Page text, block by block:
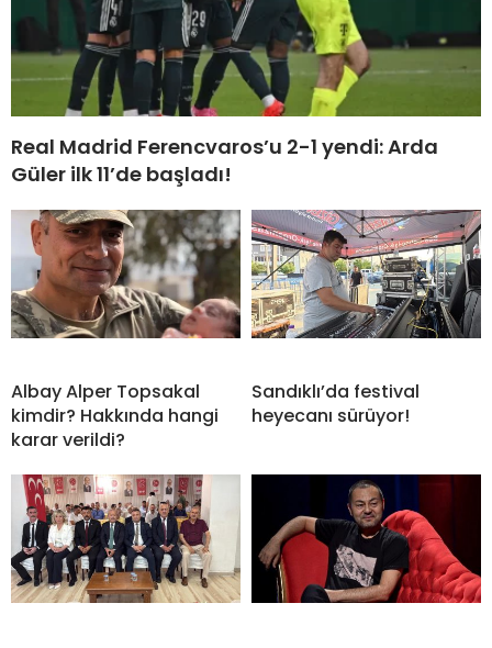
Real Madrid Ferencvaros’u 2-1 yendi: Arda
Güler ilk 11’de başladı!
Albay Alper Topsakal
kimdir? Hakkında hangi
karar verildi?
Sandıklı’da festival
heyecanı sürüyor!